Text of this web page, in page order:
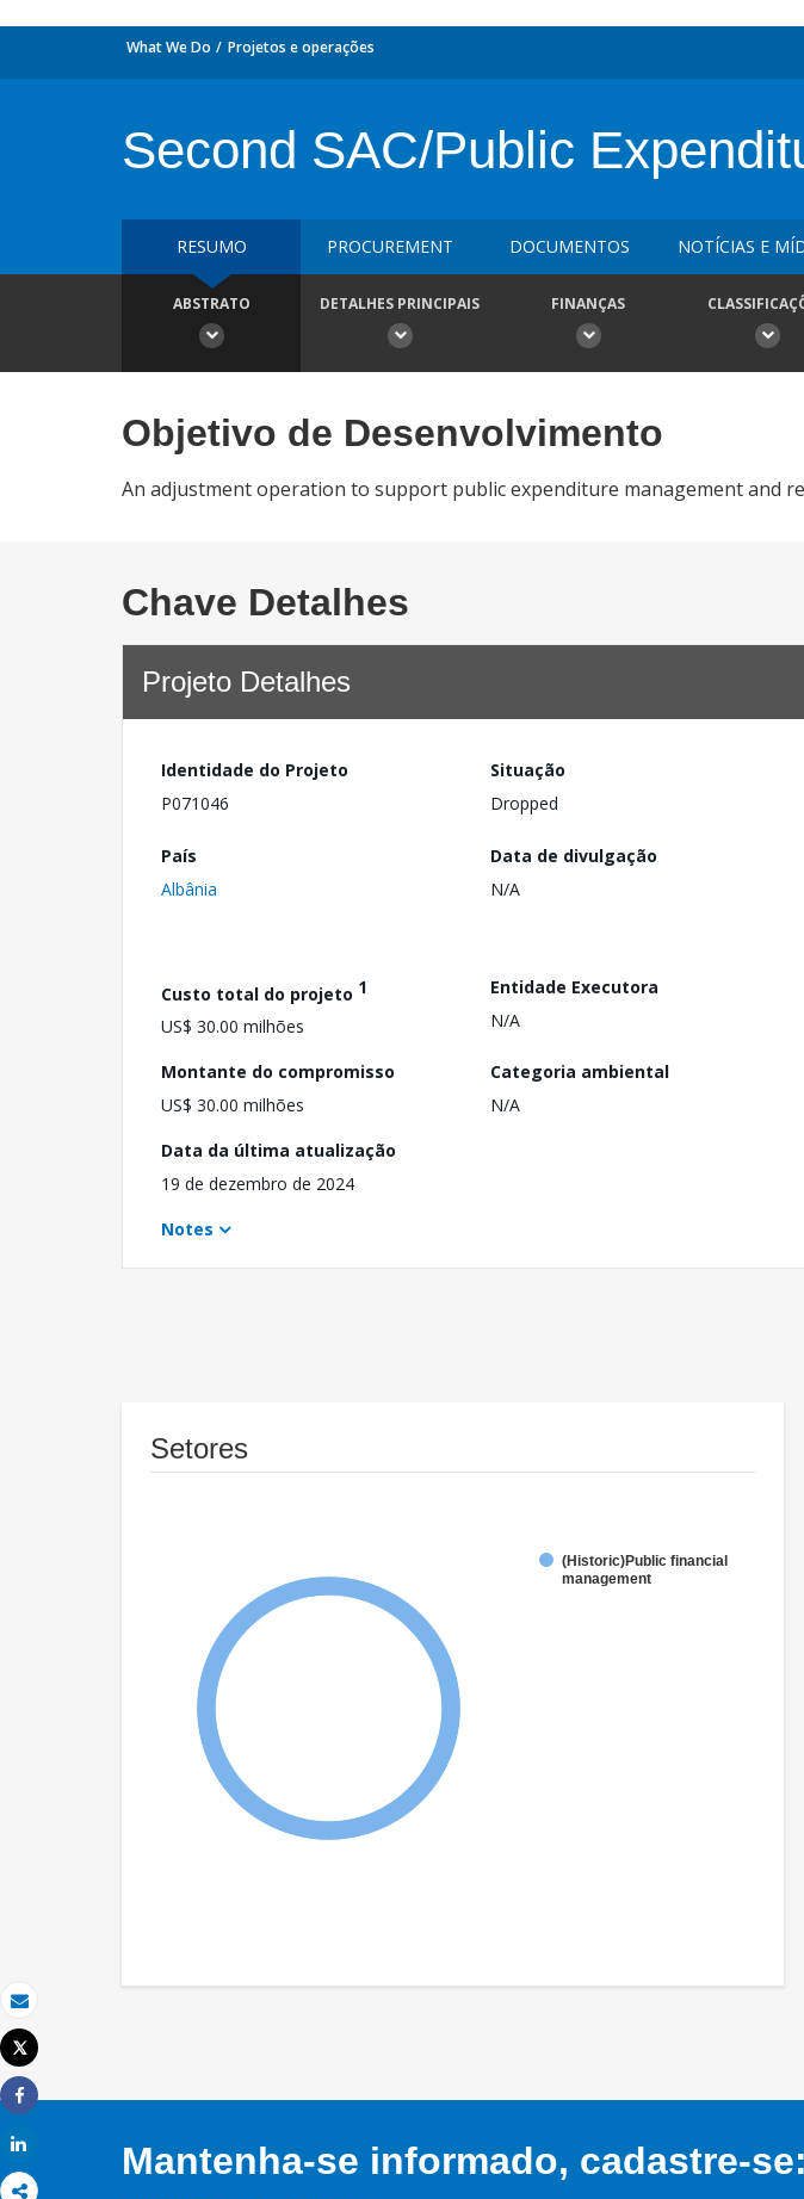
Email
Imprimir
Tweet
Share
What We Do Projetos e operações
Second SAC/Public
RESUMO PROCUREMENT DOCUMENTOS NOTÍCIAS E
ABSTRATO DETALHES PRINCIPAIS FINANÇAS
Objetivo de Desenvolvimento
An adjustment operation to support public expenditure management and
Chave Detalhes
Projeto Detalhes
Identidade do Projeto
P071046
Situação
Dropped
País
Albânia
Data de divulgação
N/A
Custo total do projeto 1
US$ 30.00 milhões
Entidade Executora
N/A
Montante do compromisso
US$ 30.00 milhões
Categoria ambiental
N/A
Data da última atualização
19 de dezembro de 2024
Notes
Setores
(Historic)Public financial
management
Mantenha-se informado, cadastre-se: